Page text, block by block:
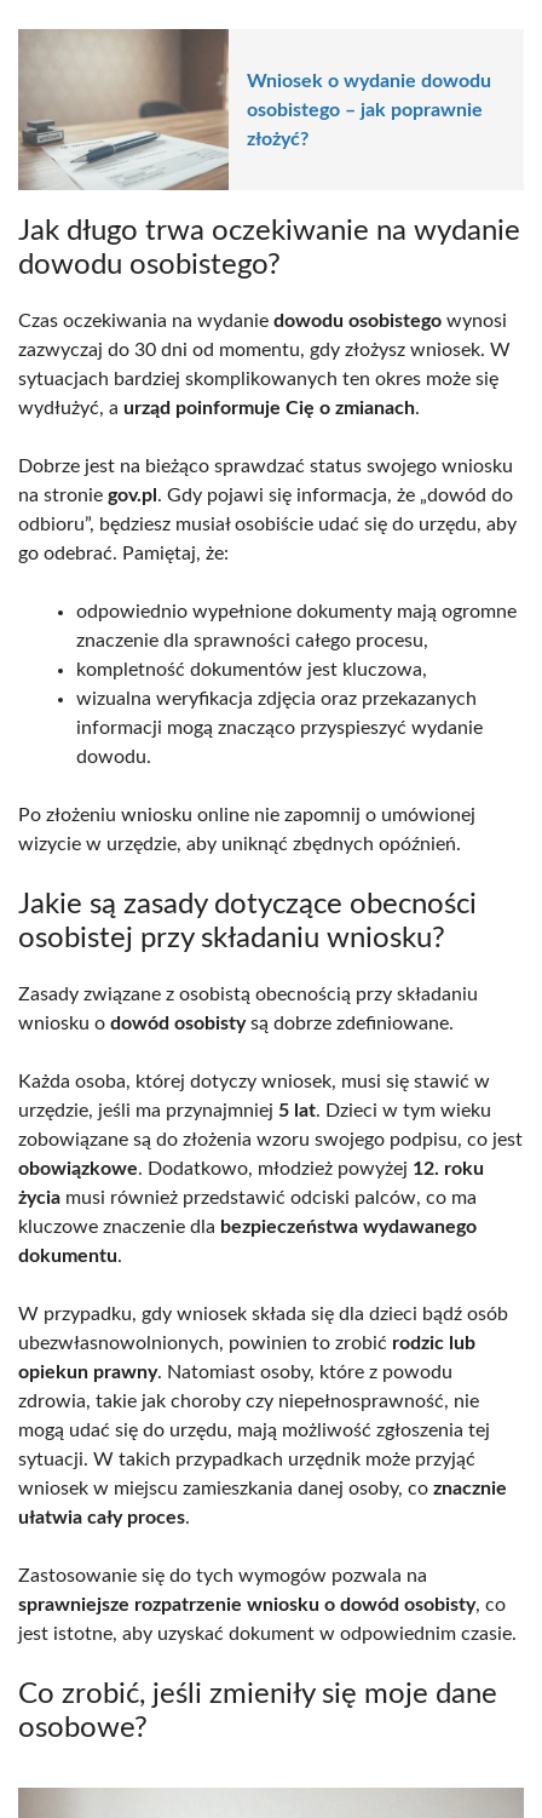
Wniosek o wydanie dowodu
osobistego – jak poprawnie
złożyć?
Jak długo trwa oczekiwanie na wydanie
dowodu osobistego?
Czas oczekiwania na wydanie dowodu osobistego wynosi
zazwyczaj do 30 dni od momentu, gdy złożysz wniosek. W
sytuacjach bardziej skomplikowanych ten okres może się
wydłużyć, a urząd poinformuje Cię o zmianach.
Dobrze jest na bieżąco sprawdzać status swojego wniosku
na stronie gov.pl . Gdy pojawi się informacja, że „dowód do
odbioru”, będziesz musiał osobiście udać się do urzędu, aby
go odebrać. Pamiętaj, że:
odpowiednio wypełnione dokumenty mają ogromne
znaczenie dla sprawności całego procesu,
kompletność dokumentów jest kluczowa,
wizualna weryfikacja zdjęcia oraz przekazanych
informacji mogą znacząco przyspieszyć wydanie
dowodu.
Po złożeniu wniosku online nie zapomnij o umówionej
wizycie w urzędzie, aby uniknąć zbędnych opóźnień.
Jakie są zasady dotyczące obecności
osobistej przy składaniu wniosku?
Zasady związane z osobistą obecnością przy składaniu
wniosku o dowód osobistysą dobrze zdefiniowane.
Każda osoba, której dotyczy wniosek, musi się stawić w
urzędzie, jeśli ma przynajmniej 5 lat. Dzieci w tym wieku
zobowiązane są do złożenia wzoru swojego podpisu, co jest
obowiązkowe. Dodatkowo, młodzież powyżej 12. roku
życia musi również przedstawić odciski palców, co ma
kluczowe znaczenie dla bezpieczeństwa wydawanego
dokumentu.
W przypadku, gdy wniosek składa się dla dzieci bądź osób
ubezwłasnowolnionych, powinien to zrobić rodzic lub
opiekun prawny. Natomiast osoby, które z powodu
zdrowia, takie jak choroby czy niepełnosprawność, nie
mogą udać się do urzędu, mają możliwość zgłoszenia tej
sytuacji. W takich przypadkach urzędnik może przyjąć
wniosek w miejscu zamieszkania danej osoby, co znacznie
ułatwia cały proces.
Zastosowanie się do tych wymogów pozwala na
sprawniejsze rozpatrzenie wniosku o dowód osobisty, co
jest istotne, aby uzyskać dokument w odpowiednim czasie.
Co zrobić, jeśli zmieniły się moje dane
osobowe?